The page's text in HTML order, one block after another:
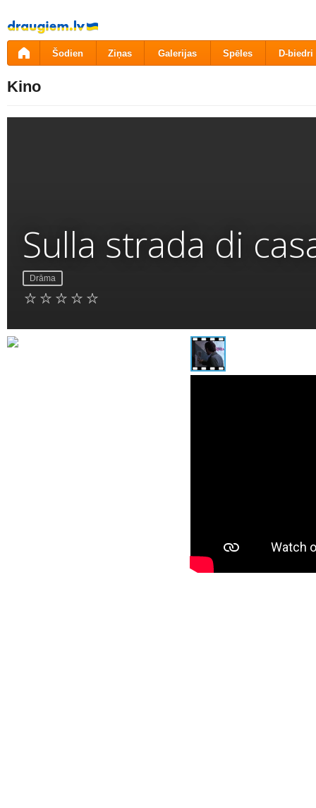
Pāriet
uz
saturu
Šodien Ziņas Galerijas Spēles D-biedri
Kino
Sulla strada di
Drāma